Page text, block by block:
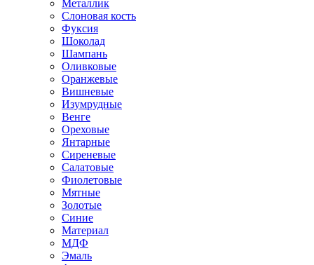
Металлик
Слоновая кость
Фуксия
Шоколад
Шампань
Оливковые
Оранжевые
Вишневые
Изумрудные
Венге
Ореховые
Янтарные
Сиреневые
Салатовые
Фиолетовые
Мятные
Золотые
Синие
Материал
МДФ
Эмаль